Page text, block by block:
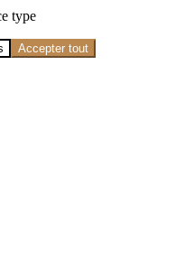
type
Accepter tout